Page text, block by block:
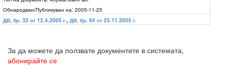
Обнародван/Публикуван на: 2005-11-25
ДВ, бр. 32 от 12.4.2005 г., ДВ, бр. 94 от 25.11.2005 г.
За да можете да ползвате документите в системата,
абонирайте се